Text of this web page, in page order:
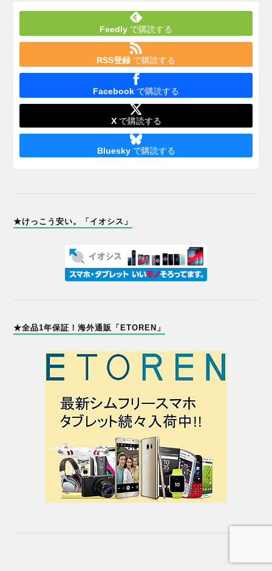
Feedly で購読する
RSS登録 で購読する
Facebook で購読する
Xで購読する
Blueskyで購読する
★けっこう安い。「イオシス」
★全品1年保証！海外通販「ETOREN」